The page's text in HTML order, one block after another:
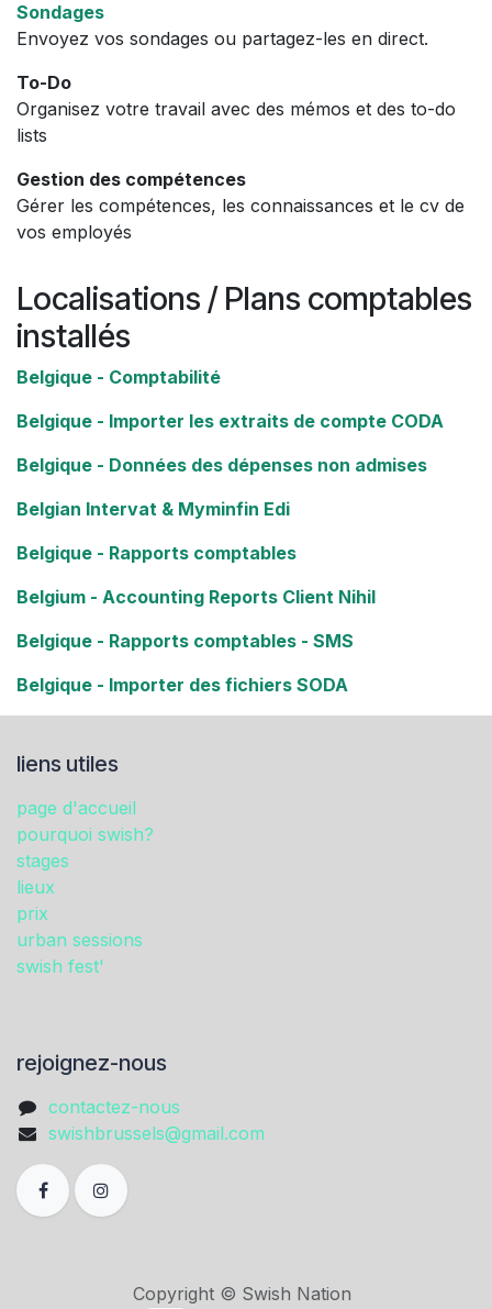
Sondages
Envoyez vos sondages ou partagez-les en direct.
To-Do
Organisez votre travail avec des mémos et des to-do
lists
Gestion des compétences
Gérer les compétences, les connaissances et le cv de
vos employés
Localisations / Plans comptables
installés
Belgique - Comptabilité
Belgique - Importer les extraits de compte CODA
Belgique - Données des dépenses non admises
Belgian Intervat & Myminfin Edi
Belgique - Rapports comptables
Belgium - Accounting Reports Client Nihil
Belgique - Rapports comptables - SMS
Belgique - Importer des fichiers SODA
liens utiles
page d'accueil
pourquoi swish?
stages
lieux
prix
urban sessions
swish fest'
rejoignez-nous
contactez-nous
swishbrussels@gmail.com
Copyright © Swish Nation